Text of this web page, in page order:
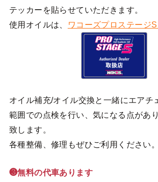
テッカーを貼らせていただきます。
使用オイルは、
ワコーズプロステージ
オイル補充/オイル交換と一緒にエアチ
範囲での点検を行い、気になる点があ
致します。
各種整備、修理もぜひご利用ください。
❸無料の代車あります